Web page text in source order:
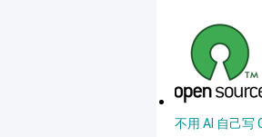
不用 AI 自己写